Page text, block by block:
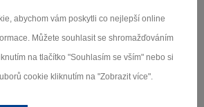
abychom vám poskytli co nejlepší online
Můžete souhlasit se shromažďováním
na tlačítko "Souhlasím se vším" nebo si
cookie kliknutím na "Zobrazit více".
Leaflet | © Seznam.cz a.s. a další